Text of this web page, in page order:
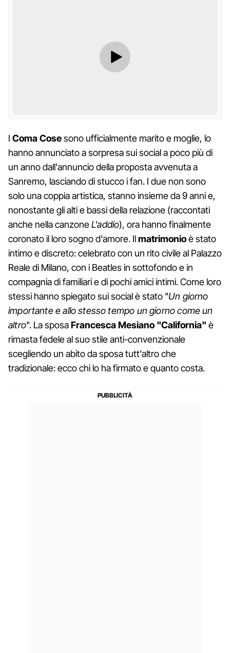
I Coma Cosesono ufficialmente marito e moglie, lo
hanno annunciato a sorpresa sui social a poco più di
un anno dall'annuncio della proposta avvenuta a
Sanremo, lasciando di stucco i fan. I due non sono
solo una coppia artistica, stanno insieme da 9 anni e,
nonostante gli alti e bassi della relazione (raccontati
anche nella canzoneL'addio), ora hanno finalmente
coronato il loro sogno d'amore. Ilmatrimonioè stato
intimo e discreto: celebrato con un rito civile al Palazzo
Reale di Milano, con i Beatles in sottofondo e in
compagnia di familiari e di pochi amici intimi. Come loro
stessi hanno spiegato sui social è stato "Un giorno
importante e allo stesso tempo un giorno come un
altro". La sposaFrancesca Mesiano "California" è
rimasta fedele al suo stile anti-convenzionale
scegliendo un abito da sposa tutt'altro che
tradizionale: ecco chi lo ha firmato e quanto costa.